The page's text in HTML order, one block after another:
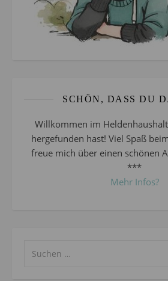
SCHÖN, DASS DU
Willkommen im
hergefunden hast! Viel Spaß
freue mich über einen schönen
***
Mehr Infos?